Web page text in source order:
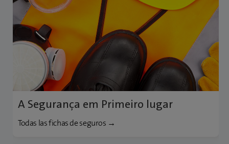
A Segurança em Primeiro lugar
Todas las fichas de seguros →